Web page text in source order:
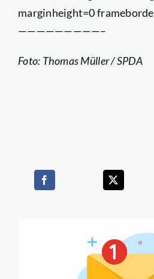
marginheight=0
—————————–
Foto: Thomas Müller / SPDA